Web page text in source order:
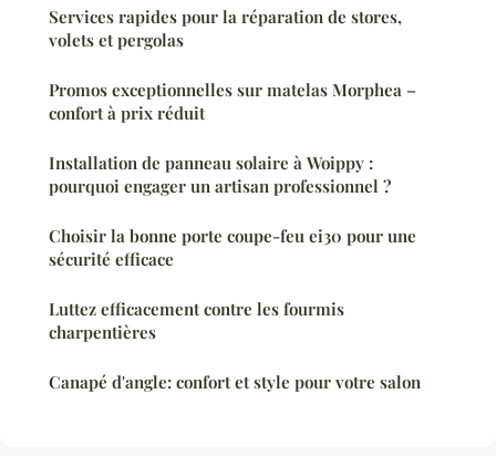
Services rapides pour la réparation de stores,
volets et pergolas
Promos exceptionnelles sur matelas Morphea –
confort à prix réduit
Installation de panneau solaire à Woippy :
pourquoi engager un artisan professionnel ?
Choisir la bonne porte coupe-feu ei30 pour une
sécurité efficace
Luttez efficacement contre les fourmis
charpentières
Canapé d'angle: confort et style pour votre salon